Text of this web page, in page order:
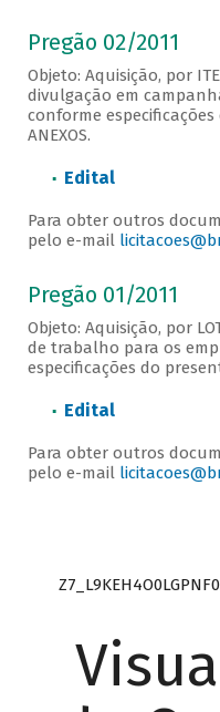
Pregão 02/2011
Objeto: Aquisição, por
divulgação em
conforme especificações
ANEXOS.
Edital
Para obter outros
pelo e-mail
Pregão 01/2011
Objeto: Aquisição, por
de trabalho para os
especificações do
Edital
Para obter outros
pelo e-mail